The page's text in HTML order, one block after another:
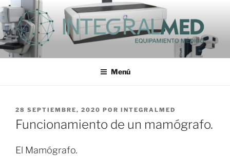
Saltar
al
contenido
INTEGRALMED S.A.
Menú
PUBLICADO
EL
28 SEPTIEMBRE, 2020 POR INTEGRALMED
Funcionamiento de un mamógrafo.
El Mamógrafo.